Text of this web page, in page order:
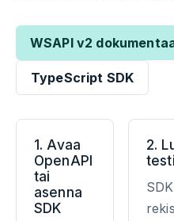
WSAPI v2
TypeScript SDK
1. Avaa
OpenAPI
tai
asenna
SDK
2.